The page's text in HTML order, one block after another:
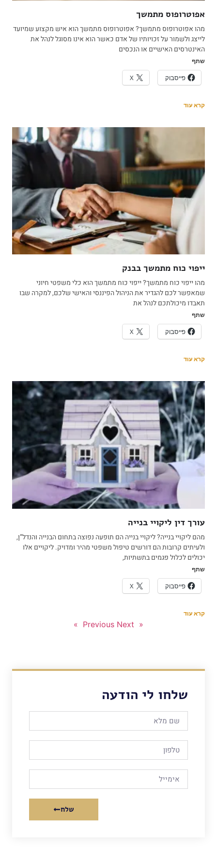
אפוטרופוס מתמשך
מהו אפוטרופוס מתמשך? אפוטרופוס מתמשך הוא איש מקצוע שמיועד
לייצג ולשמור על זכויותיו של אדם כאשר הוא אינו מסוגל לנהל את
האינטרסים האישיים או הנכסים
שתף
פייסבוק X
קרא עוד
ייפוי כוח מתמשך בבנק
מהו ייפוי כוח מתמשך? ייפוי כוח מתמשך הוא כלי משפטי חיוני
שמאפשר לכם להגדיר את הניהול הפיננסי והאישי שלכם, למקרה שבו
תאבדו מיכולתכם לנהל את
שתף
פייסבוק X
קרא עוד
עורך דין ליקויי בנייה
מהם ליקויי בנייה? ליקויי בנייה הם תופעה נפוצה בתחום הבנייה והנדל”ן,
ולעיתים קרובות הם דורשים טיפול משפטי מהיר ומדויק. ליקויים אלו
יכולים לכלול פגמים בתשתיות,
שתף
פייסבוק X
קרא עוד
« Previous
Next »
שלחו לי הודעה
שלח